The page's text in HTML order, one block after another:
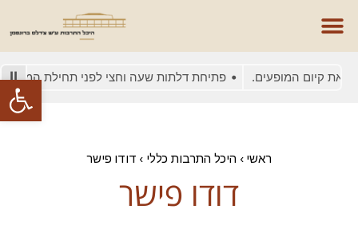
פתח את קיום המופעים. פתיחת דלתות שעה וחצי לפני תחילת המופע
ראשי › היכל התרבות כללי › דודו פישר
דודו פישר